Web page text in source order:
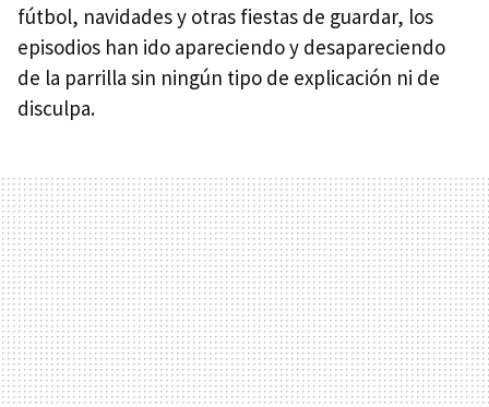
fútbol, navidades y otras fiestas de guardar, los
episodios han ido apareciendo y desapareciendo
de la parrilla sin ningún tipo de explicación ni de
disculpa.